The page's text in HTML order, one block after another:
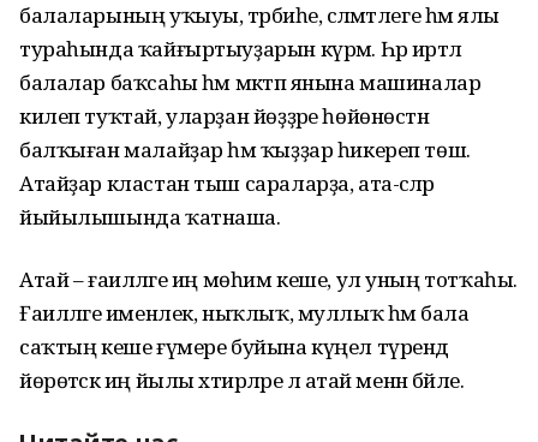
балаларының уҡыуы, тәрбиәһе, сәләмәтлеге һәм ялы
тураһында ҡайғыртыуҙарын күрәм. Һәр иртәлә
балалар баҡсаһы һәм мәктәп янына машиналар
килеп туҡтай, уларҙан йөҙҙәре һөйөнөстән
балҡыған малайҙар һәм ҡыҙҙар һикереп төшә.
Атайҙар кластан тыш сараларҙа, ата-әсәләр
йыйылышында ҡатнаша.
Атай – ғаиләләге иң мөһим кеше, ул уның тотҡаһы.
Ғаиләләге именлек, ныҡлыҡ, муллыҡ һәм бала
саҡтың кеше ғүмере буйына күңел түрендә
йөрөтәсәк иң йылы хәтирәләре лә атай менән бәйле.